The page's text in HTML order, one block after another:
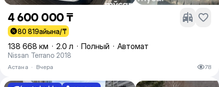
4 600 000 ₸
80 819айына/₸
138 668 км · 2.0 л · Полный · Автомат
Nissan Terrano 2018
Астана · Вчера 78